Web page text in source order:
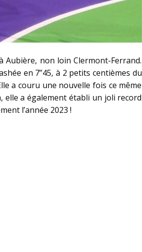
Aubière, non loin Clermont-Ferrand.
en 7”45, à 2 petits centièmes du
a couru une nouvelle fois ce même
elle a également établi un joli record
l’année 2023 !